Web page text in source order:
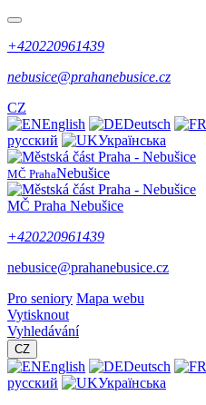
+420220961439
nebusice@prahanebusice.cz
CZ
English
Deutsch
русский
Українська
MČ PrahaNebušice
MČ Praha Nebušice
+420220961439
nebusice@prahanebusice.cz
Pro seniory Mapa webu
Vytisknout
Vyhledávání
CZ
English Deutsch
русский
Українська